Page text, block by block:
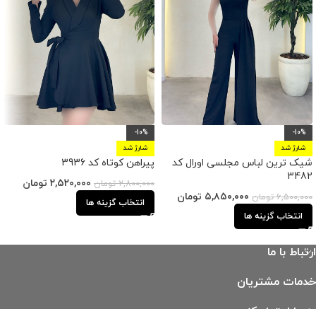
-10%
شارژ شد
شیک ترین لباس مجلسی اورال کد
3482
۶,۵۰۰,۰۰۰ تومان ۵,۸۵۰,۰۰۰ تومان
انتخاب گزینه ها
-10%
شارژ شد
پیراهن کوتاه کد 3936
۲,۸۰۰,۰۰۰ تومان ۲,۵۲۰,۰۰۰ تومان
انتخاب گزینه ها
ارتباط با ما
خدمات مشتریان